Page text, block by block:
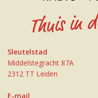
Sleutelstad
Middelstegracht 87A
2312 TT Leiden
E-mail